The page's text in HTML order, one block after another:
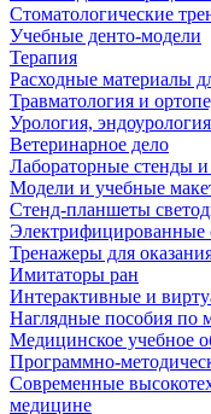
Стоматологические
Учебные денто-модели
Терапия
Расходные материалы
Травматология и
Урология, эндоурология
Ветеринарное дело
Лабораторные стенды
Модели и учебные
Стенд-планшеты
Электрифицированные
Тренажеры для
Имитаторы ран
Интерактивные и
Наглядные пособия по
Медицинское учебное
Программно-
Современные
медицине